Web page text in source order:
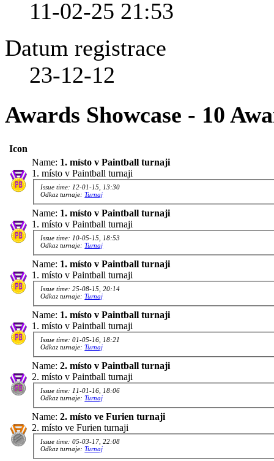
11-02-25 21:53
Datum registrace
23-12-12
Awards Showcase - 10
Icon
Name: 1. místo v Paintball turnaji
1. místo v Paintball turnaji
Issue time: 12-01-15, 13:30
Odkaz turnaje:Turnaj
Name: 1. místo v Paintball turnaji
1. místo v Paintball turnaji
Issue time: 10-05-15, 18:53
Odkaz turnaje:Turnaj
Name: 1. místo v Paintball turnaji
1. místo v Paintball turnaji
Issue time: 25-08-15, 20:14
Odkaz turnaje:Turnaj
Name: 1. místo v Paintball turnaji
1. místo v Paintball turnaji
Issue time: 01-05-16, 18:21
Odkaz turnaje:Turnaj
Name: 2. místo v Paintball turnaji
2. místo v Paintball turnaji
Issue time: 11-01-16, 18:06
Odkaz turnaje:Turnaj
Name: 2. místo ve Furien turnaji
2. místo ve Furien turnaji
Issue time: 05-03-17, 22:08
Odkaz turnaje:Turnaj